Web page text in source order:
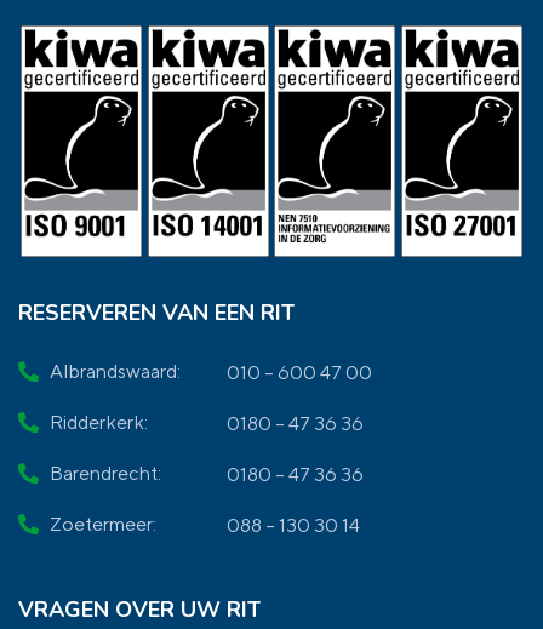
RESERVEREN VAN EEN RIT
Albrandswaard: 010 – 600 47 00
Ridderkerk: 0180 – 47 36 36
Barendrecht: 0180 – 47 36 36
Zoetermeer: 088 – 130 30 14
VRAGEN OVER UW RIT